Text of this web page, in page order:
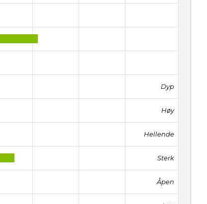
Dyp
Høy
Hellende
Sterk
Åpen